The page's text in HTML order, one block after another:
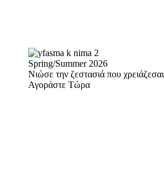
Spring/Summer 2026
Νιώσε την ζεστασιά που χρειάζεσαι
Αγοράστε Τώρα